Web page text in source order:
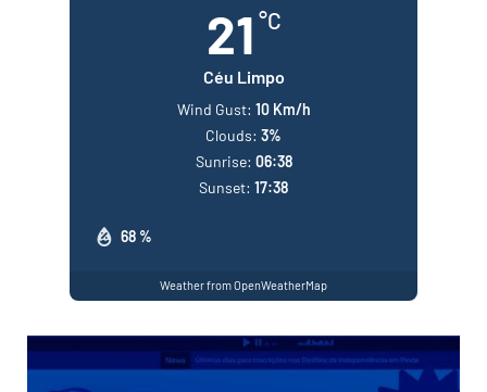
21 °C
Céu Limpo
68 %
Wind Gust: 10 Km/h
Clouds: 3%
Sunrise: 06:38
Sunset: 17:38
Weather from OpenWeatherMap